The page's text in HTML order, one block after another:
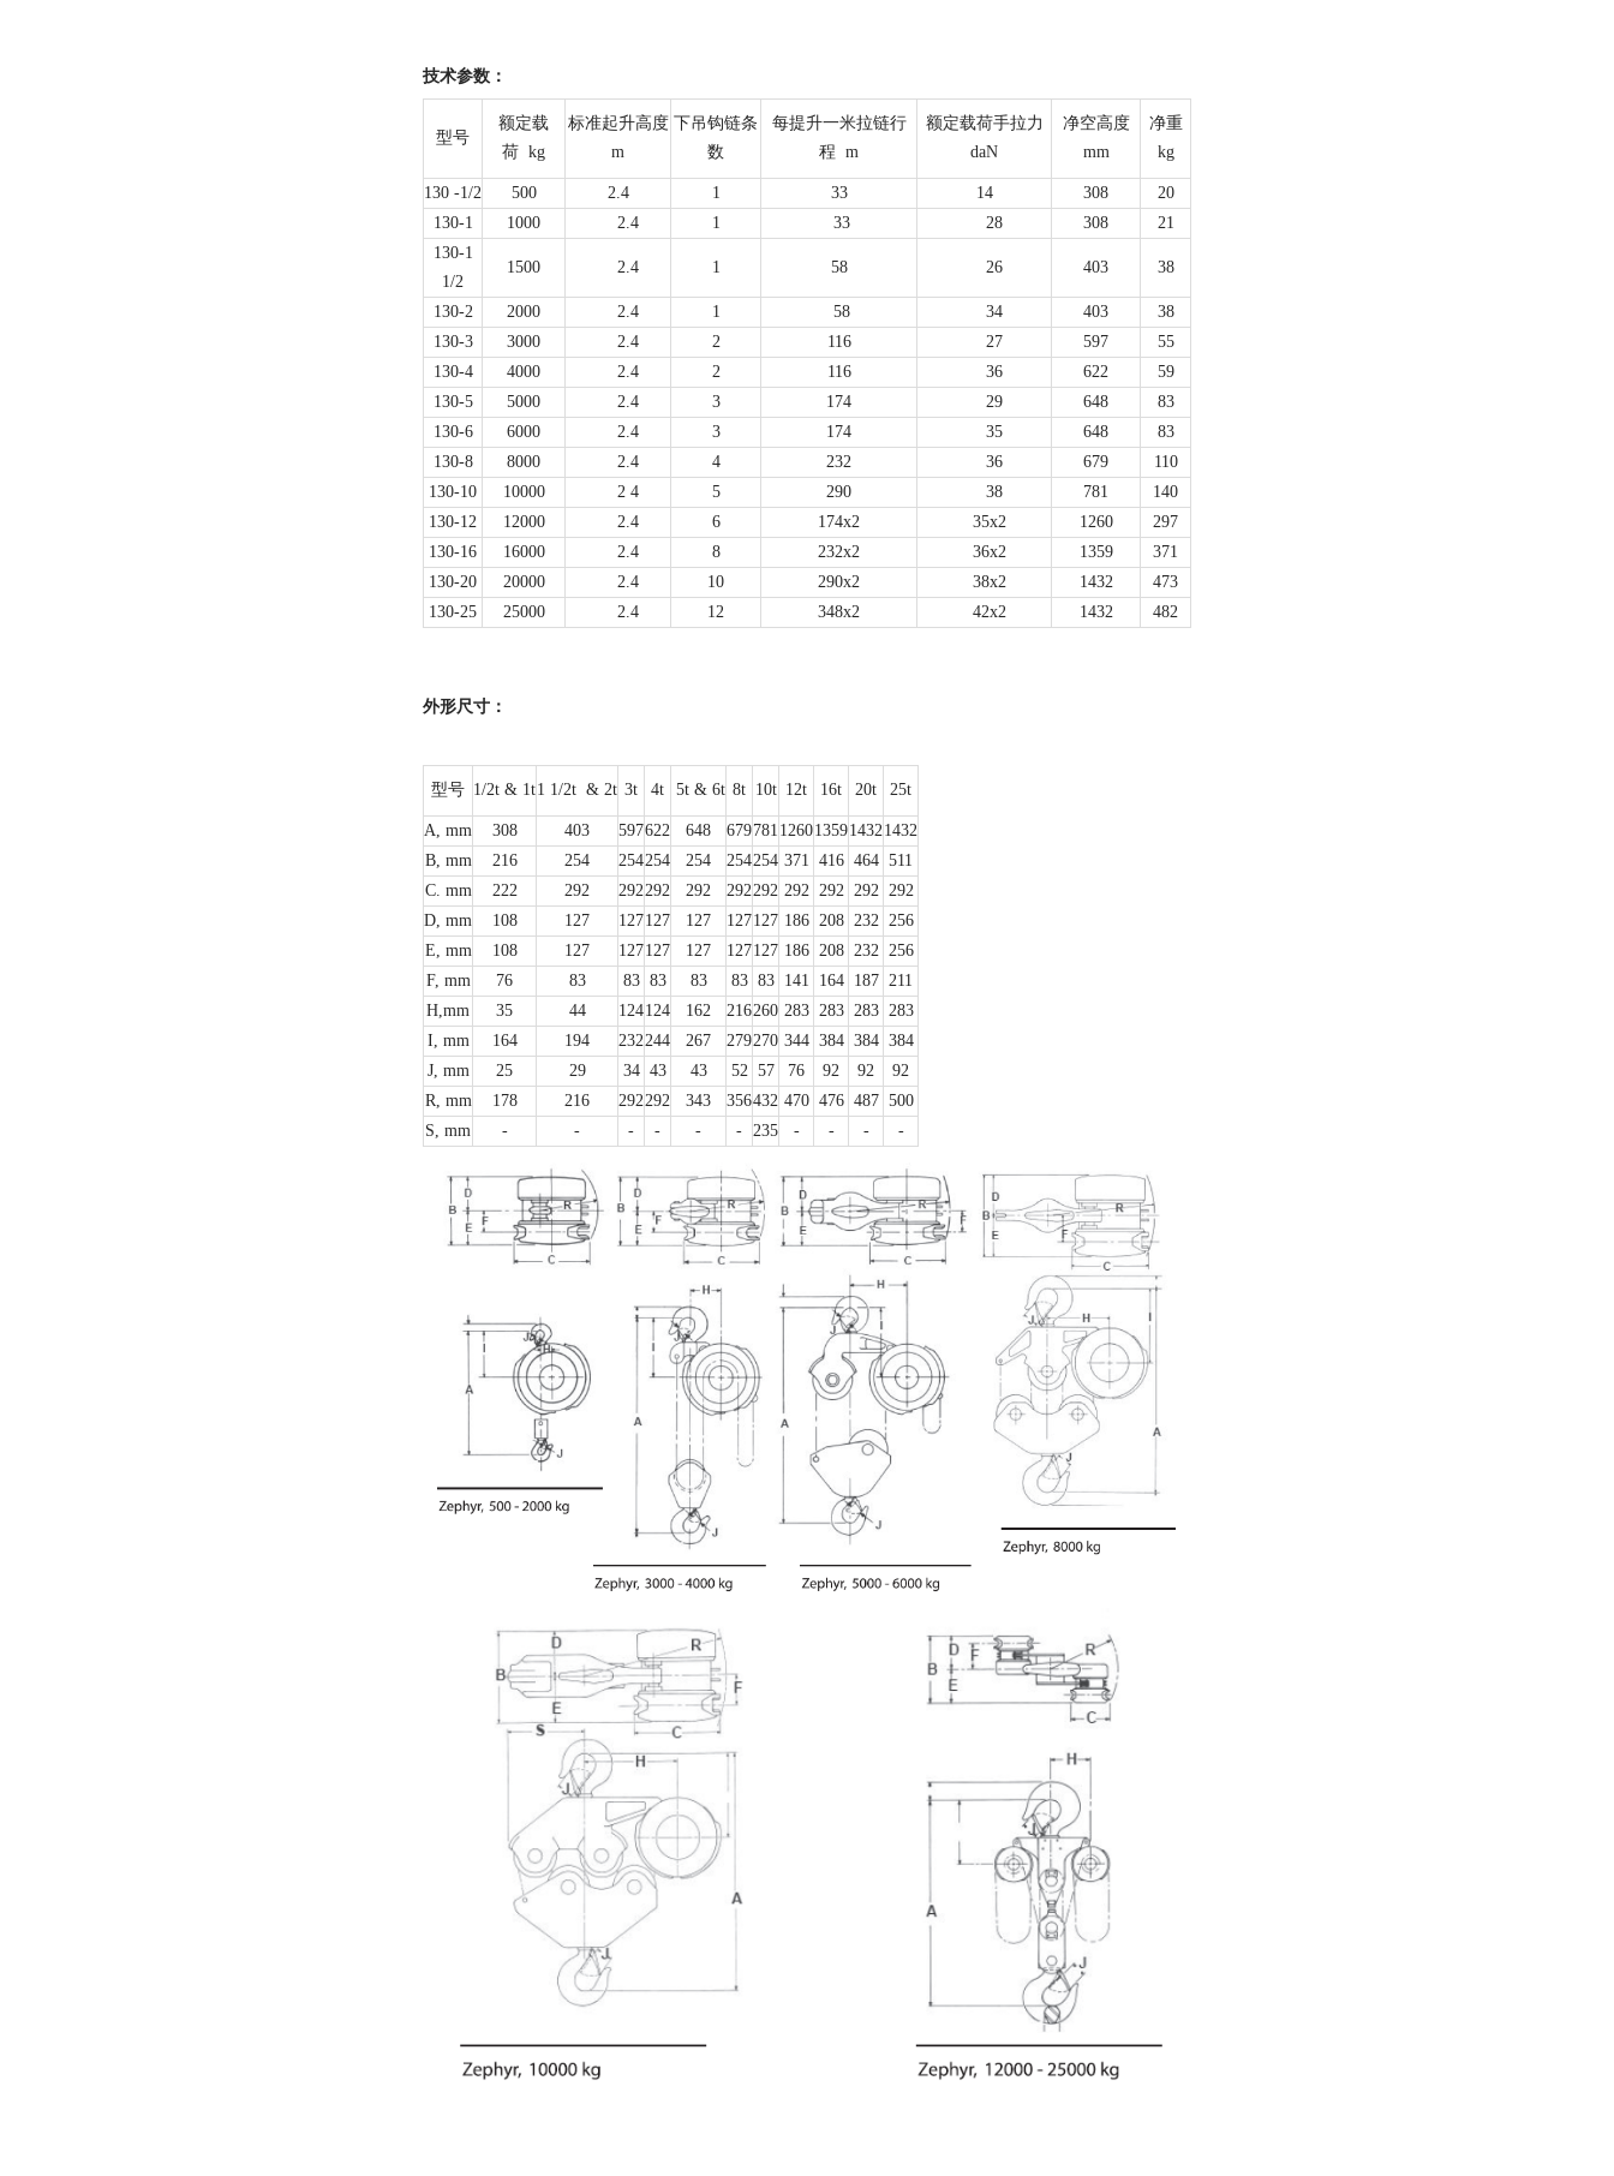
技术参数：
型号
额定载
荷 kg
标准起升高度
m
下吊钩链条
数
每提升一米拉链行
程 m
额定载荷手拉力
daN
净空高度
mm
净重
kg
130 -1/2 500 2.4 1 33 14 308
20
130-1
1000 2.4 1 33 28 308
21
130-1
1/2
1500 2.4 1 58 26 403 38
130-2 2000 2.4 1 58 34 403
38
130-3
3000 2.4 2 116 27 597
55
130-4
4000 2.4 2 116 36 622
59
130-5
5000 2.4 3 174 29 648
83
130-6
6000 2.4 3 174 35 648
83
130-8
8000 2.4 4 232 36 679
110
130-10
10000 2 4 5 290 38 781
140
130-12
12000 2.4 6 174x2 35x2 1260
297
130-16
16000 2.4 8 232x2 36x2 1359
371
130-20
20000 2.4 10 290x2 38x2 1432
473
130-25
25000 2.4 12 348x2 42x2 1432 482
外形尺寸：
型号 1/2t & 1t1 1/2t & 2t 3t 4t 5t & 6t 8t 10t 12t 16t 20t 25t
A, mm 308 403 597622 648 679781 1260135914321432
B, mm
216 254 254254 254 254254 371 416 464 511
C. mm
222 292 292292 292 292292 292 292 292 292
D, mm
108 127 127127 127 127127 186 208 232 256
E, mm
108 127 127127 127 127127 186 208 232 256
F, mm
76 83 83 83 83 83 83 141 164 187 211
H,mm
35 44 124124 162 216260 283 283 283 283
I, mm
164 194 232244 267 279270 344 384 384 384
J, mm
25 29 34 43 43 52 57 76 92 92
92
R, mm
178 216 292292 343 356432 470 476 487 500
S, mm
- - - - - - 235 - - - -